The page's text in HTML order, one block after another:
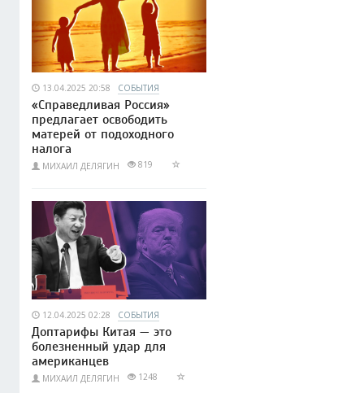
13.04.2025 20:58 СОБЫТИЯ
«Справедливая Россия»
предлагает освободить
матерей от подоходного
налога
МИХАИЛ ДЕЛЯГИН 819
12.04.2025 02:28 СОБЫТИЯ
Доптарифы Китая — это
болезненный удар для
американцев
МИХАИЛ ДЕЛЯГИН 1248